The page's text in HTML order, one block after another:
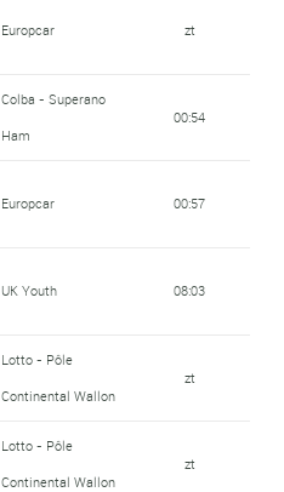
Europcar zt
Colba - Superano
Ham
00:54
Europcar 00:57
UK Youth 08:03
Lotto - Pôle
Continental Wallon
zt
Lotto - Pôle
Continental Wallon
zt